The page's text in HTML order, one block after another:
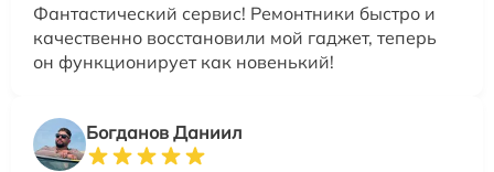
Фантастический сервис! Ремонтники быстро и
качественно восстановили мой гаджет, теперь
он функционирует как новенький!
Богданов Даниил